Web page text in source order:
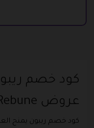
عروض Rebune
كود خصم ريبون يمنح